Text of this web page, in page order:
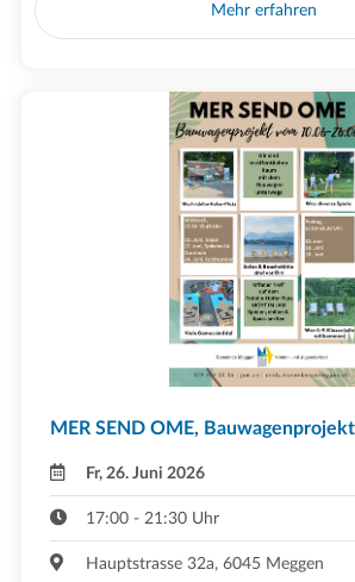
Mehr erfahren
MER SEND OME, Bauwagenprojekt
Fr, 26. Juni 2026
17:00 - 21:30 Uhr
Hauptstrasse 32a, 6045 Meggen